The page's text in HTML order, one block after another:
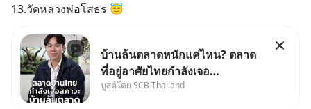
13.วัดหลวงพ่อโสธร 😇
บ้านล้นตลาดหนักแค่ไหน? ตลาด
ที่อยู่อาศัยไทยกำลังเจอ
Oversupply หนักกว่าที่คิด และ
บูสต์โดย SCB Thailand